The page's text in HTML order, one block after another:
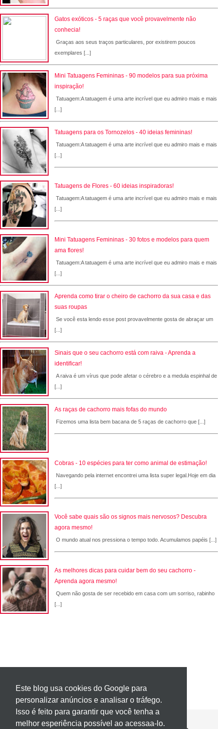
Este blog usa cookies do Google para
personalizar anúncios e analisar o tráfego.
Isso é feito para garantir que você tenha a
melhor esperiência possível ao acessaa-lo.
Gatos exóticos - 5 raças que você provavelmente não
conhecia!
Graças aos seus traços particulares, por existirem poucos
exemplares [...]
Mini Tatuagens Femininas - 90 modelos para sua próxima
inspiração!
Tatuagem:A tatuagem é uma arte incrível que eu admiro mais e mais
[...]
Tatuagens para os Tornozelos - 40 ideias femininas!
Tatuagem:A tatuagem é uma arte incrível que eu admiro mais e mais
[...]
Tatuagens de Flores - 60 ideias inspiradoras!
Tatuagem:A tatuagem é uma arte incrível que eu admiro mais e mais
[...]
Mini Tatuagens Femininas - 30 fotos e modelos para quem
ama flores!
Tatuagem:A tatuagem é uma arte incrível que eu admiro mais e mais
[...]
Aprenda como tirar o cheiro de cachorro da sua casa e das
suas roupas
Se você esta lendo esse post provavelmente gosta de abraçar um
[...]
Sinais que o seu cachorro está com raiva - Aprenda a
identificar!
A raiva é um vírus que pode afetar o cérebro e a medula espinhal de
[...]
As raças de cachorro mais fofas do mundo
Fizemos uma lista bem bacana de 5 raças de cachorro que [...]
Cobras - 10 espécies para ter como animal de estimação!
Navegando pela internet encontrei uma lista super legal.Hoje em dia
[...]
Você sabe quais são os signos mais nervosos? Descubra
agora mesmo!
O mundo atual nos pressiona o tempo todo. Acumulamos papéis [...]
As melhores dicas para cuidar bem do seu cachorro -
Aprenda agora mesmo!
Quem não gosta de ser recebido em casa com um sorriso, rabinho
[...]